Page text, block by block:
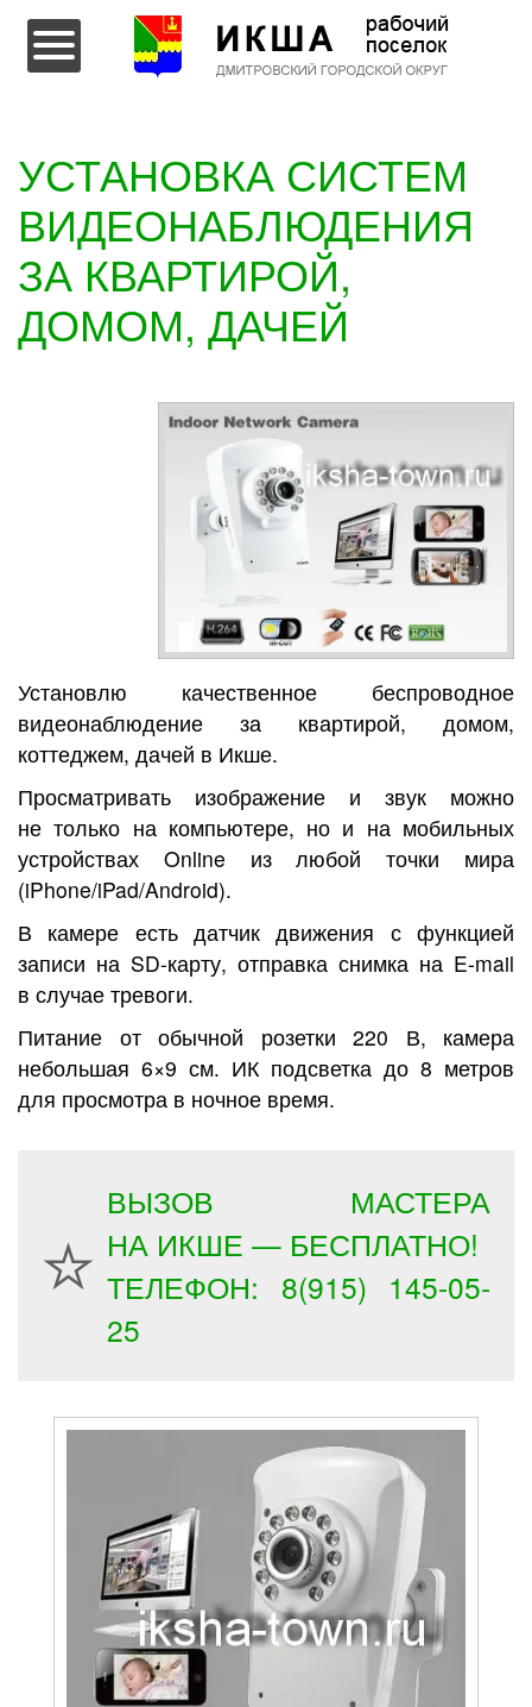
Перейти к содержимому
УСТАНОВКА СИСТЕМ
ВИДЕОНАБЛЮДЕНИЯ
ЗА КВАРТИРОЙ,
ДОМОМ, ДАЧЕЙ
Установлю качественное беспроводное
видеонаблюдение за квартирой, домом,
коттеджем, дачей в Икше.
Просматривать изображение и звук можно
не только на компьютере, но и на мобильных
устройствах Online из любой точки мира
(iPhone/iPad/Android).
В камере есть датчик движения с функцией
записи на SD-карту, отправка снимка на E-mail
в случае тревоги.
Питание от обычной розетки 220 В, камера
небольшая 6×9 см. ИК подсветка до 8 метров
для просмотра в ночное время.
ВЫЗОВ МАСТЕРА
НА ИКШЕ — БЕСПЛАТНО!
ТЕЛЕФОН: 8(915) 145-05-
25